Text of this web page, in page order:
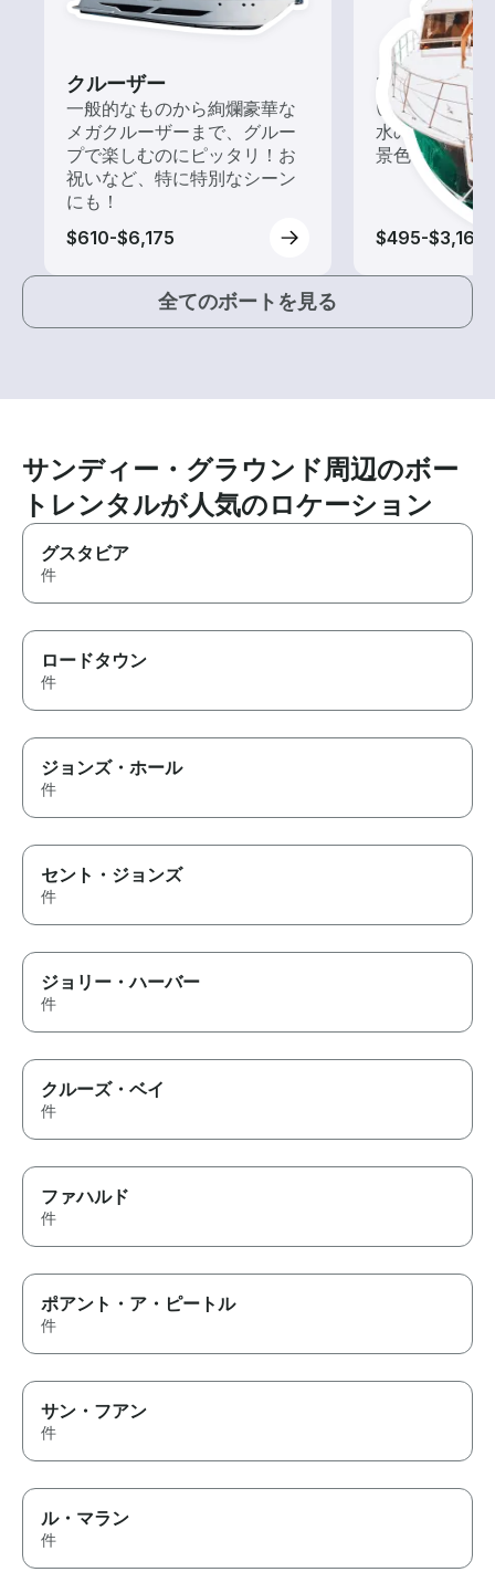
クルーザー
一般的なものから絢爛豪華な
メガクルーザーまで、グルー
プで楽しむのにピッタリ！お
祝いなど、特に特別なシーン
にも！
$610-$6,175
ツアー
いろんな再発
水の上から眺
景色を楽しも
$495-$3,165
全てのボートを見る
サンディー・グラウンド周辺のボー
トレンタルが人気のロケーション
グスタビア
件
ロードタウン
件
ジョンズ・ホール
件
セント・ジョンズ
件
ジョリー・ハーバー
件
クルーズ・ベイ
件
ファハルド
件
ポアント・ア・ピートル
件
サン・フアン
件
ル・マラン
件